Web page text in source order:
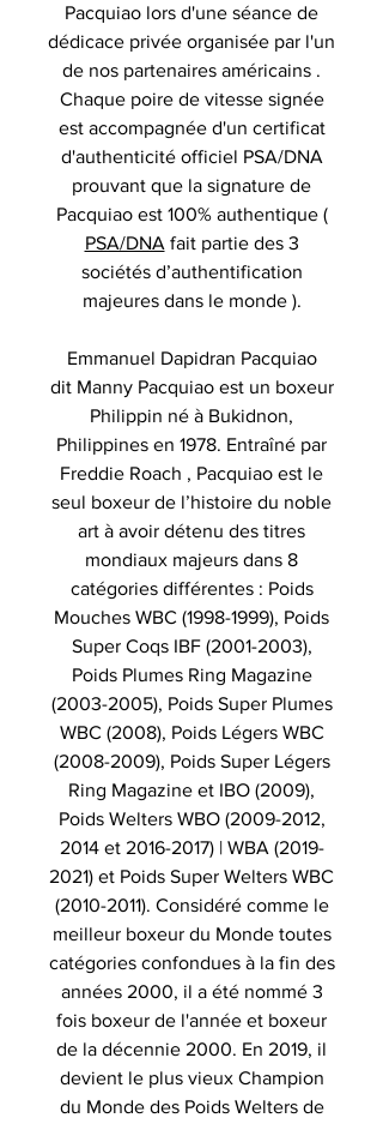
Pacquiao lors d'une séance de
dédicace privée organisée par l'un
de nos partenaires américains .
Chaque poire de vitesse signée
est accompagnée d'un certificat
d'authenticité officiel PSA/DNA
prouvant que la signature de
Pacquiao est 100% authentique (
PSA/DNA fait partie des 3
sociétés d’authentification
majeures dans le monde ).
Emmanuel Dapidran Pacquiao
dit Manny Pacquiao est un boxeur
Philippin né à Bukidnon,
Philippines en 1978. Entraîné par
Freddie Roach , Pacquiao est le
seul boxeur de l’histoire du noble
art à avoir détenu des titres
mondiaux majeurs dans 8
catégories différentes : Poids
Mouches WBC (1998-1999), Poids
Super Coqs IBF (2001-2003),
Poids Plumes Ring Magazine
(2003-2005), Poids Super Plumes
WBC (2008), Poids Légers WBC
(2008-2009), Poids Super Légers
Ring Magazine et IBO (2009),
Poids Welters WBO (2009-2012,
2014 et 2016-2017) | WBA (2019-
2021) et Poids Super Welters WBC
(2010-2011). Considéré comme le
meilleur boxeur du Monde toutes
catégories confondues à la fin des
années 2000, il a été nommé 3
fois boxeur de l'année et boxeur
de la décennie 2000. En 2019, il
devient le plus vieux Champion
du Monde des Poids Welters de